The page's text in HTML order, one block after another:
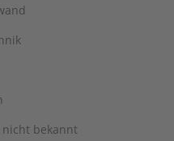
nicht bekannt